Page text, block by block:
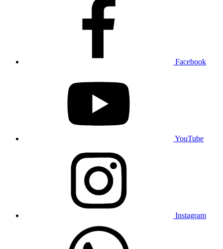
Facebook
YouTube
Instagram